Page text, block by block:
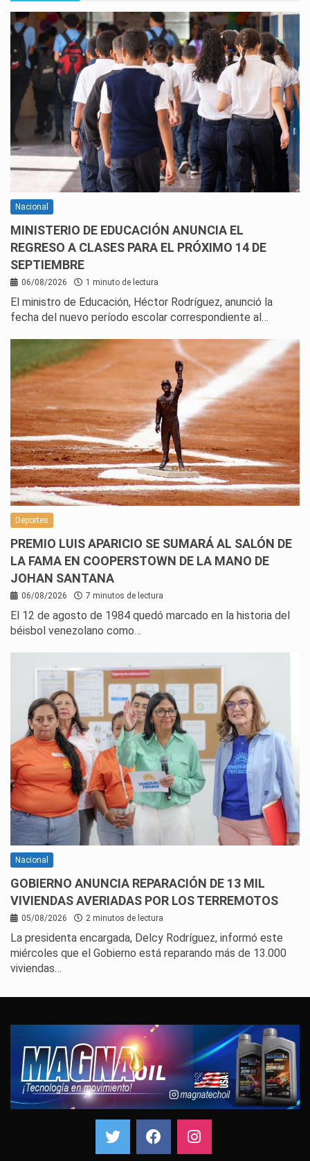
Nacional
MINISTERIO DE EDUCACIÓN ANUNCIA EL
REGRESO A CLASES PARA EL PRÓXIMO 14 DE
SEPTIEMBRE
06/08/2026 1 minuto de lectura
El ministro de Educación, Héctor Rodríguez, anunció la
fecha del nuevo período escolar correspondiente al…
Deportes
PREMIO LUIS APARICIO SE SUMARÁ AL SALÓN DE
LA FAMA EN COOPERSTOWN DE LA MANO DE
JOHAN SANTANA
06/08/2026 7 minutos de lectura
El 12 de agosto de 1984 quedó marcado en la historia del
béisbol venezolano como…
Nacional
GOBIERNO ANUNCIA REPARACIÓN DE 13 MIL
VIVIENDAS AVERIADAS POR LOS TERREMOTOS
05/08/2026 2 minutos de lectura
La presidenta encargada, Delcy Rodríguez, informó este
miércoles que el Gobierno está reparando más de 13.000
viviendas…